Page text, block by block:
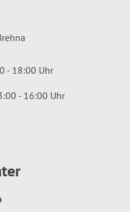
- 18:00 Uhr
- 16:00 Uhr